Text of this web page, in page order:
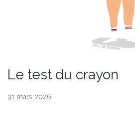
Le test du crayon
31 mars 2026